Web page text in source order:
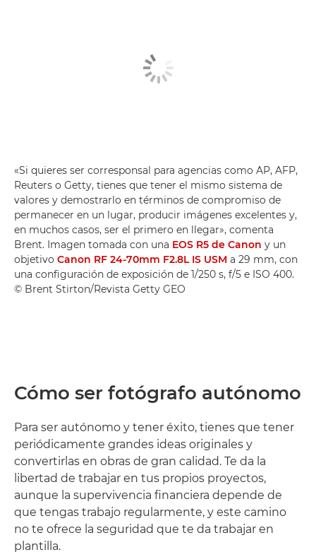
«Si quieres ser corresponsal para agencias como AP, AFP,
Reuters o Getty, tienes que tener el mismo sistema de
valores y demostrarlo en términos de compromiso de
permanecer en un lugar, producir imágenes excelentes y,
en muchos casos, ser el primero en llegar», comenta
Brent. Imagen tomada con una EOS R5 de Canon y un
objetivo Canon RF 24-70mm F2.8L IS USM a 29 mm, con
una configuración de exposición de 1/250 s, f/5 e ISO 400.
© Brent Stirton/Revista Getty GEO
Cómo ser fotógrafo autónomo
Para ser autónomo y tener éxito, tienes que tener
periódicamente grandes ideas originales y
convertirlas en obras de gran calidad. Te da la
libertad de trabajar en tus propios proyectos,
aunque la supervivencia financiera depende de
que tengas trabajo regularmente, y este camino
no te ofrece la seguridad que te da trabajar en
plantilla.